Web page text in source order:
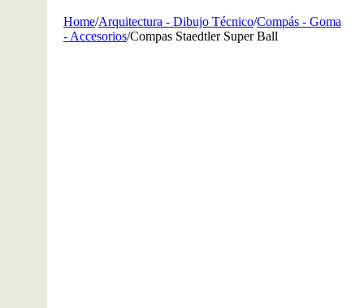
Home/Arquitectura - Dibujo Técnico/Compás - Goma
- Accesorios/Compas Staedtler Super Ball